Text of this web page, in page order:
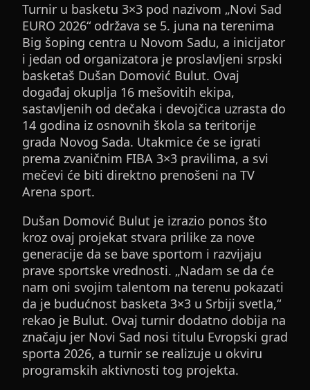
Turnir u basketu 3×3 pod nazivom „Novi Sad
EURO 2026“ održava se 5. juna na terenima
Big šoping centra u Novom Sadu, a inicijator
i jedan od organizatora je proslavljeni srpski
basketaš Dušan Domović Bulut. Ovaj
događaj okuplja 16 mešovitih ekipa,
sastavljenih od dečaka i devojčica uzrasta do
14 godina iz osnovnih škola sa teritorije
grada Novog Sada. Utakmice će se igrati
prema zvaničnim FIBA 3×3 pravilima, a svi
mečevi će biti direktno prenošeni na TV
Arena sport.
Dušan Domović Bulut je izrazio ponos što
kroz ovaj projekat stvara prilike za nove
generacije da se bave sportom i razvijaju
prave sportske vrednosti. „Nadam se da će
nam oni svojim talentom na terenu pokazati
da je budućnost basketa 3×3 u Srbiji svetla,“
rekao je Bulut. Ovaj turnir dodatno dobija na
značaju jer Novi Sad nosi titulu Evropski grad
sporta 2026, a turnir se realizuje u okviru
programskih aktivnosti tog projekta.